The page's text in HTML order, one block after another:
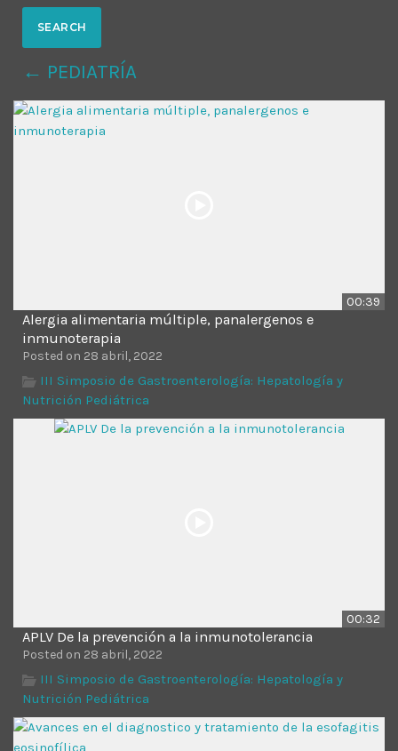
431
DESIGN ADMINISTRATOR
Validating Enterprise
Architectures In The Current
Time
← PEDIATRÍA
00:39
Alergia alimentaria múltiple, panalergenos e
inmunoterapia
Posted on 28 abril, 2022
III Simposio de Gastroenterología: Hepatología y
Nutrición Pediátrica
00:32
APLV De la prevención a la inmunotolerancia
Posted on 28 abril, 2022
III Simposio de Gastroenterología: Hepatología y
Nutrición Pediátrica